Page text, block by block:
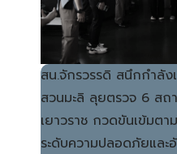
สน.จักรวรรดิ สนึกกำลั
สวนมะลิ ลุยตรวจ 6 สถ
เยาวราช กวดขันเข้มต
ระดับความปลอดภัยแล